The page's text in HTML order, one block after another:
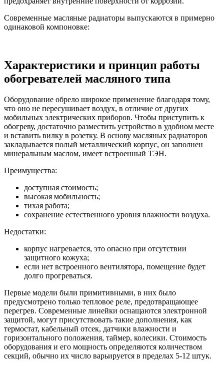
Современные масляные радиаторы выпускаются в примерно
одинаковой компоновке:
Характеристики и принцип работы
обогревателей масляного типа
Оборудование обрело широкое применение благодаря тому,
что оно не пересушивает воздух, в отличие от других
мобильных электрических приборов. Чтобы приступить к
обогреву, достаточно разместить устройство в удобном месте
и вставить вилку в розетку. В основу масляных радиаторов
закладывается полый металлический корпус, он заполнен
минеральным маслом, имеет встроенный ТЭН.
Преимущества:
доступная стоимость;
высокая мобильность;
тихая работа;
сохранение естественного уровня влажности воздуха.
Недостатки:
корпус нагревается, это опасно при отсутствии
защитного кожуха;
если нет встроенного вентилятора, помещение будет
долго прогреваться.
Первые модели были примитивными, в них было
предусмотрено только тепловое реле, предотвращающее
перегрев. Современные линейки оснащаются электронной
защитой, могут присутствовать такие дополнения, как
термостат, кабельный отсек, датчики влажности и
горизонтального положения, таймер, колесики. Стоимость
оборудования и его мощность определяются количеством
секций, обычно их число варьируется в пределах 5-12 штук.